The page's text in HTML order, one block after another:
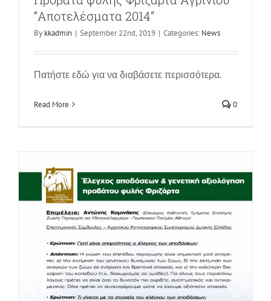
“Αποτελέσματα 2014”
By kkadmin | September 22nd, 2019 | Categories: News
Πατήστε εδώ για να διαβάσετε περισσότερα.
Read More 0
αξιολόγηση προβάτου φυλής Φριζάρτα